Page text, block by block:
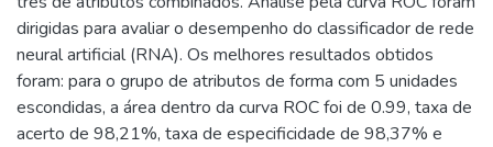
dirigidas para avaliar o desempenho do classificador de rede
neural artificial (RNA). Os melhores resultados obtidos
foram: para o grupo de atributos de forma com 5 unidades
escondidas, a área dentro da curva ROC foi de 0.99, taxa de
acerto de 98,21%, taxa de especificidade de 98,37% e